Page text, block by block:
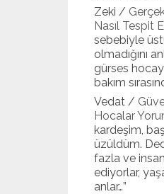
Zeki /
Nasıl Tespit
sebebiyle
olmadığını
gürses
bakım
Vedat /
Hocalar
kardeşim,
üzüldüm.
fazla ve
ediyorlar,
anlar…”